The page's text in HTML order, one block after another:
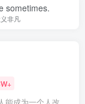
sometimes.
非凡